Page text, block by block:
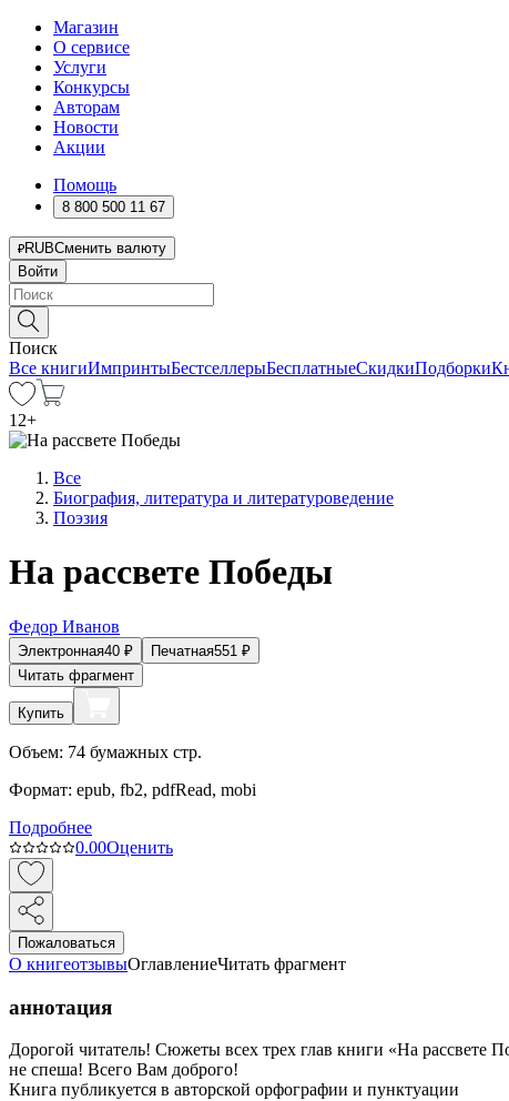
Магазин
О сервисе
Услуги
Конкурсы
Авторам
Новости
Акции
Помощь
8 800 500 11 67
RUBСменить валюту
Войти
Поиск
Все книгиИмпринтыБестселлерыБесплатныеСкидкиПодборки
12+
Все
Биография, литература и литературоведение
Поэзия
На рассвете Победы
Федор Иванов
Электронная40 ₽ Печатная551 ₽
Читать фрагмент
Купить
Объем: 74 бумажных стр.
Формат: epub, fb2, pdfRead, mobi
Подробнее
0.00Оценить
Пожаловаться
О книгеотзывыОглавлениеЧитать фрагмент
аннотация
Дорогой читатель! Сюжеты всех трех глав книги «На рассвете
не спеша! Всего Вам доброго!
Книга публикуется в авторской орфографии и пунктуации